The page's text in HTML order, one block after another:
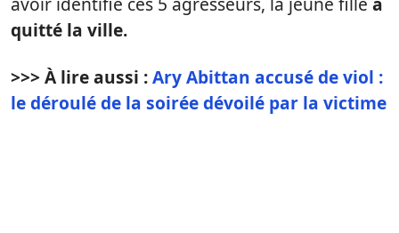
quitté la ville.
>>> À lire aussi :Ary Abittan accusé de viol :
le déroulé de la soirée dévoilé par la victime